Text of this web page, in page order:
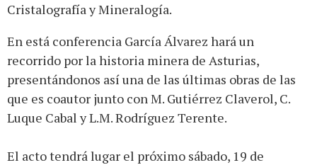
Cristalografía y Mineralogía.
En está conferencia García Álvarez hará un
recorrido por la historia minera de Asturias,
presentándonos así una de las últimas obras de las
que es coautor junto con M. Gutiérrez Claverol, C.
Luque Cabal y L.M. Rodríguez Terente.
El acto tendrá lugar el próximo sábado, 19 de